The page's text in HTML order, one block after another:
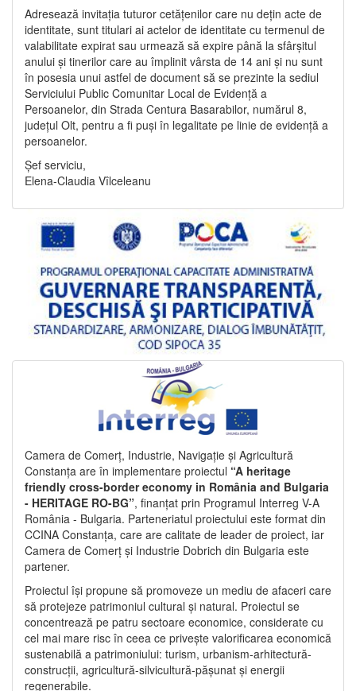
Adresează invitația tuturor cetățenilor care nu dețin acte de
identitate, sunt titulari ai actelor de identitate cu termenul de
valabilitate expirat sau urmează să expire până la sfârșitul
anului și tinerilor care au împlinit vârsta de 14 ani și nu sunt
în posesia unui astfel de document să se prezinte la sediul
Serviciului Public Comunitar Local de Evidență a
Persoanelor, din Strada Centura Basarabilor, numărul 8,
județul Olt, pentru a fi puși în legalitate pe linie de evidență a
persoanelor.
Șef serviciu,
Elena-Claudia Vîlceleanu
Camera de Comerț, Industrie, Navigație și Agricultură
Constanța are în implementare proiectul “A heritage
friendly cross-border economy in România and Bulgaria
- HERITAGE RO-BG”, finanțat prin Programul Interreg V-A
România - Bulgaria. Parteneriatul proiectului este format din
CCINA Constanța, care are calitate de leader de proiect, iar
Camera de Comerț și Industrie Dobrich din Bulgaria este
partener.
Proiectul își propune să promoveze un mediu de afaceri care
să protejeze patrimoniul cultural și natural. Proiectul se
concentrează pe patru sectoare economice, considerate cu
cel mai mare risc în ceea ce privește valorificarea economică
sustenabilă a patrimoniului: turism, urbanism-arhitectură-
construcții, agricultură-silvicultură-pășunat și energii
regenerabile.